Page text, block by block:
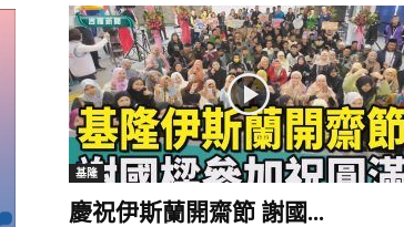
訊
基隆
慶祝伊斯蘭開齋節 謝國...